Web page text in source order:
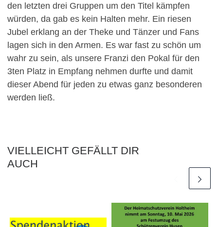
den letzten drei Gruppen um den Titel kämpfen
würden, da gab es kein Halten mehr. Ein riesen
Jubel erklang an der Theke und Tänzer und Fans
lagen sich in den Armen. Es war fast zu schön um
wahr zu sein, als unsere Franzi den Pokal für den
3ten Platz in Empfang nehmen durfte und damit
dieser Abend für jeden zu etwas ganz besonderen
werden ließ.
VIELLEICHT GEFÄLLT DIR
AUCH